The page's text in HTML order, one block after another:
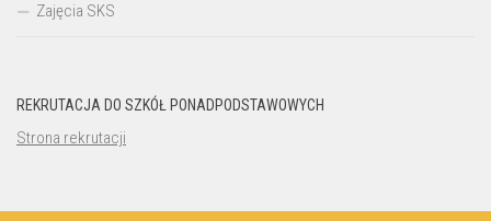
Zajęcia SKS
REKRUTACJA DO SZKÓŁ PONADPODSTAWOWYCH
Strona rekrutacji